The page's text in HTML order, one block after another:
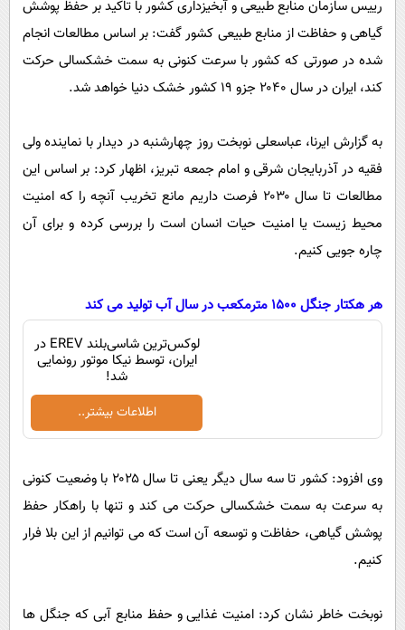
سرگرمی
فناوری
محیط زیست
سلامت
فرهنگی
حیات وحش
سیاست خارجی
پیامک
روانشناسی
رییس سازمان منابع طبیعی و آبخیزداری کشور با تاکید بر حفظ پوشش
گیاهی و حفاظت از منابع طبیعی کشور گفت: بر اساس مطالعات انجام
شده در صورتی که کشور با سرعت کنونی به سمت خشکسالی حرکت
کند، ایران در سال ۲۰۴۰ جزو ۱۹ کشور خشک دنیا خواهد شد.
به گزارش ایرنا، عباسعلی نوبخت روز چهارشنبه در دیدار با نماینده ولی
فقیه در آذربایجان شرقی و امام جمعه تبریز، اظهار کرد: بر اساس این
مطالعات تا سال ۲۰۳۰ فرصت داریم مانع تخریب آنچه را که امنیت
محیط زیست یا امنیت حیات انسان است را بررسی کرده و برای آن
چاره جویی کنیم.
هر هکتار جنگل ۱۵۰۰ مترمکعب در سال آب تولید می کند
لوکس‌ترین شاسی‌بلند EREV در
ایران، توسط نیکا موتور رونمایی
شد!
اطلاعات بیشتر..
وی افزود: کشور تا سه سال دیگر یعنی تا سال ۲۰۲۵ با وضعیت کنونی
به سرعت به سمت خشکسالی حرکت می کند و تنها با راهکار حفظ
پوشش گیاهی، حفاظت و توسعه آن است که می توانیم از این بلا فرار
کنیم.
نوبخت خاطر نشان کرد: امنیت غذایی و حفظ منابع آبی که جنگل ها